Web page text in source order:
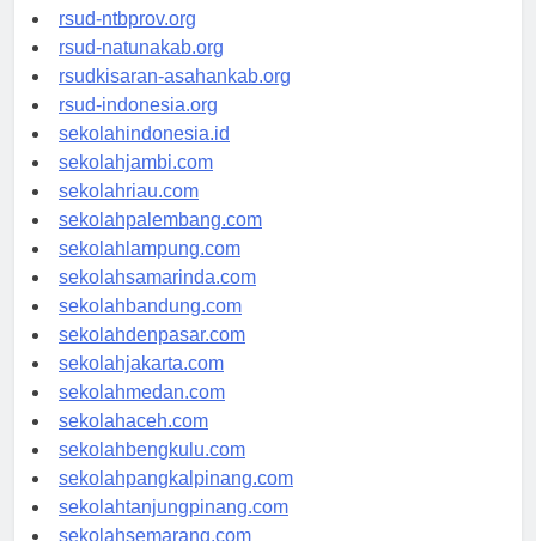
rsud-langsakota.org
rsud-ntbprov.org
rsud-natunakab.org
rsudkisaran-asahankab.org
rsud-indonesia.org
sekolahindonesia.id
sekolahjambi.com
sekolahriau.com
sekolahpalembang.com
sekolahlampung.com
sekolahsamarinda.com
sekolahbandung.com
sekolahdenpasar.com
sekolahjakarta.com
sekolahmedan.com
sekolahaceh.com
sekolahbengkulu.com
sekolahpangkalpinang.com
sekolahtanjungpinang.com